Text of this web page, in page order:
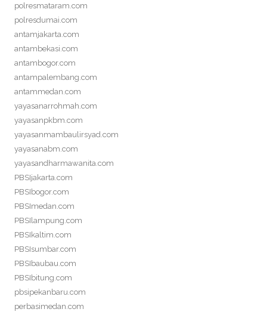
polresmataram.com
polresdumai.com
antamjakarta.com
antambekasi.com
antambogor.com
antampalembang.com
antammedan.com
yayasanarrohmah.com
yayasanpkbm.com
yayasanmambaulirsyad.com
yayasanabm.com
yayasandharmawanita.com
PBSIjakarta.com
PBSIbogor.com
PBSImedan.com
PBSIlampung.com
PBSIkaltim.com
PBSIsumbar.com
PBSIbaubau.com
PBSIbitung.com
pbsipekanbaru.com
perbasimedan.com